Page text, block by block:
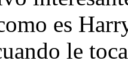
es
le